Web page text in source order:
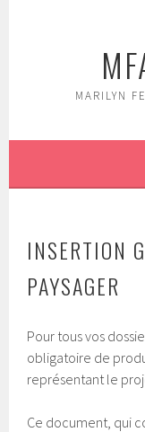
MARILYN
INSERTION
PAYSAGER
Pour tous vos
obligatoire de
représentant le
Ce document, qui